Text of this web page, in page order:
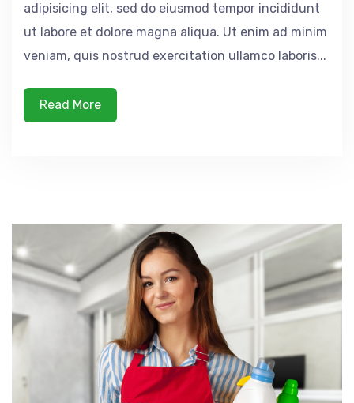
adipisicing elit, sed do eiusmod tempor incididunt
ut labore et dolore magna aliqua. Ut enim ad minim
veniam, quis nostrud exercitation ullamco laboris...
Read More